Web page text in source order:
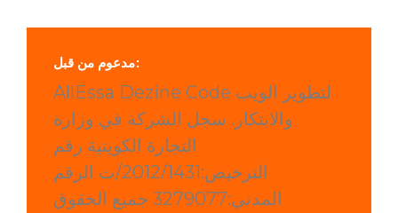
مدعوم من قبل:
AllEssa Dezine Code لتطوير الويب
والابتكار. سجل الشركة في وزارة
التجارة الكويتية رقم
الترخيص:2012/1431/ت الرقم
المدني:3279077 جميع الحقوق